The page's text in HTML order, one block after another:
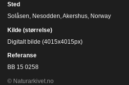
Sted
Solåsen, Nesodden, Akershus, Norway
Kilde (størrelse)
Digitalt bilde (4015x4015px)
Referanse
BB 15 0258
© Naturarkivet.no